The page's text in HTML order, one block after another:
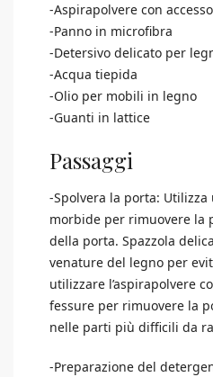
-Aspirapolvere con
-Panno in microfibra
-Detersivo delicato per
-Acqua tiepida
-Olio per mobili in legno
-Guanti in lattice
Passaggi
-Spolvera la porta: Utilizza
morbide per rimuovere la
della porta. Spazzola
venature del legno per
utilizzare l’aspirapolvere
fessure per rimuovere la
nelle parti più difficili da
-Preparazione del